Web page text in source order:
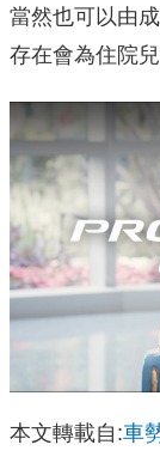
當然也可以由
存在會為住院
本文轉載自:車